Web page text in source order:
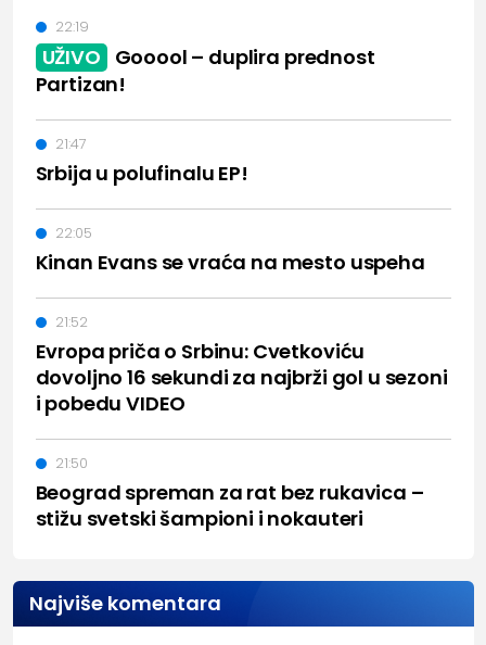
UŽIVO Gooool – duplira prednost
Partizan!
22:19
Srbija u polufinalu EP!
21:47
Kinan Evans se vraća na mesto uspeha
22:05
Evropa priča o Srbinu: Cvetkoviću
dovoljno 16 sekundi za najbrži gol u sezoni
i pobedu VIDEO
21:52
Beograd spreman za rat bez rukavica –
stižu svetski šampioni i nokauteri
21:50
Najviše komentara